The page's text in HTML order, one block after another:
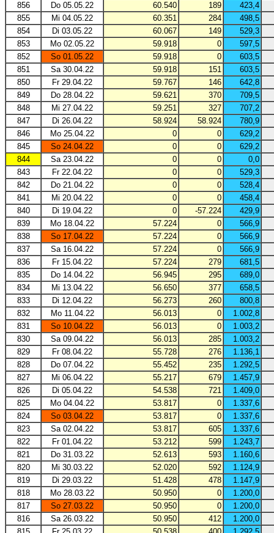
856
Do 05.05.22 60.540 189
423,4
855
Mi 04.05.22 60.351 284
498,5
854
Di 03.05.22 60.067 149
529,3
853
Mo 02.05.22 59.918 0
597,5
852
So 01.05.22 59.918 0
603,5
851
Sa 30.04.22 59.918 151
603,5
850
Fr 29.04.22 59.767 146
642,8
849
Do 28.04.22 59.621 370
709,5
848
Mi 27.04.22 59.251 327
707,2
847
Di 26.04.22 58.924 58.924
780,9
846
Mo 25.04.22 0 0
629,2
845
So 24.04.22 0 0
629,2
844
Sa 23.04.22 0 0
0,0
843
Fr 22.04.22 0 0
529,3
842
Do 21.04.22 0 0
528,4
841
Mi 20.04.22 0 0
458,4
840
Di 19.04.22 0 -57.224
429,9
839
Mo 18.04.22 57.224 0
566,9
838
So 17.04.22 57.224 0
566,9
837
Sa 16.04.22 57.224 0
566,9
836
Fr 15.04.22 57.224 279
681,5
835
Do 14.04.22 56.945 295
689,0
834
Mi 13.04.22 56.650 377
658,5
833
Di 12.04.22 56.273 260
800,8
832
Mo 11.04.22 56.013 0
1.002,8
831
So 10.04.22 56.013 0
1.003,2
830
Sa 09.04.22 56.013 285
1.003,2
829
Fr 08.04.22 55.728 276
1.136,1
828
Do 07.04.22 55.452 235
1.292,5
827
Mi 06.04.22 55.217 679
1.457,9
826
Di 05.04.22 54.538 721
1.409,0
825
Mo 04.04.22 53.817 0
1.337,6
824
So 03.04.22 53.817 0
1.337,6
823
Sa 02.04.22 53.817 605
1.337,6
822
Fr 01.04.22 53.212 599
1.243,7
821
Do 31.03.22 52.613 593
1.160,6
820
Mi 30.03.22 52.020 592
1.124,9
819
Di 29.03.22 51.428 478
1.147,9
818
Mo 28.03.22 50.950 0
1.200,0
817
So 27.03.22 50.950 0
1.200,0
816
Sa 26.03.22 50.950 412
1.200,0